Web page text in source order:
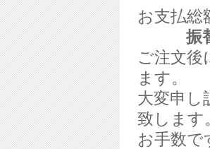
お支払総
振
ご注文後
ます。
大変申し
致します
お手数で